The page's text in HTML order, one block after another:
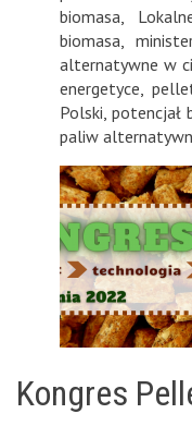
biomasa,
biomasa,
alternatywne w
energetyce,
Polski, potencjał
paliw
Kongres